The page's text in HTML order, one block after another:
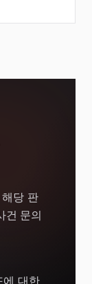
당 판
건 문의
에 대한